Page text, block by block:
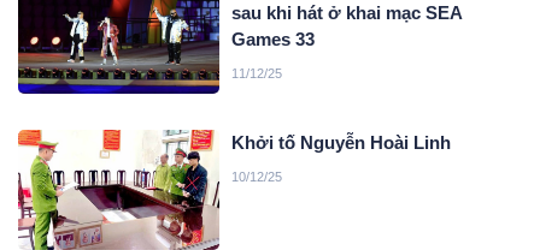
sau khi hát ở khai mạc SEA
Games 33
11/12/25
Khởi tố Nguyễn Hoài Linh
10/12/25